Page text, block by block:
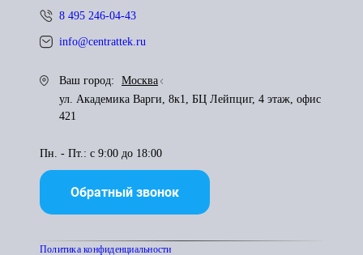
8 495 246-04-43
info@centrattek.ru
Ваш город:
Москва
ул. Академика Варги, 8к1, БЦ Лейпциг, 4 этаж, офис
421
Пн. - Пт.: с 9:00 до 18:00
Обратный звонок
Политика конфиденциальности